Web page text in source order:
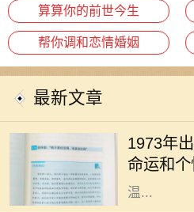
算算你的前世今生
帮你调和恋情婚姻
最新文章
1973年
命运和个
究竟有着
传统命理
水兔既象
温...
人生如梦